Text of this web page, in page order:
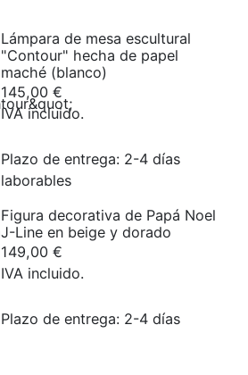
Lámpara de mesa escultural
"Contour" hecha de papel
maché (blanco)
145,00€
IVA incluido.
Plazo de entrega: 2-4 días
laborables
Figura decorativa de Papá Noel
J-Line en beige y dorado
149,00€
IVA incluido.
Plazo de entrega: 2-4 días